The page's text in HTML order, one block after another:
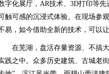
字化展厅，AR技术、3D打印等
触可感的沉浸式体验。在现场参
易，如今借助全新的技术，可以
在芜湖，盘活存量资源、不搞大
践之中。众多历史建筑、古城老